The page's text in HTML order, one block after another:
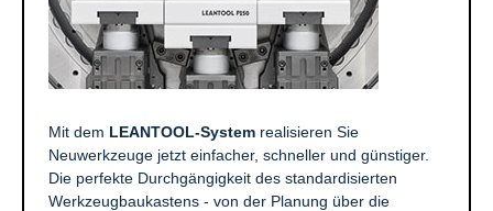
Mit dem LEANTOOL-System realisieren Sie
Neuwerkzeuge jetzt einfacher, schneller und günstiger.
Die perfekte Durchgängigkeit des standardisierten
Werkzeugbaukastens - von der Planung über die